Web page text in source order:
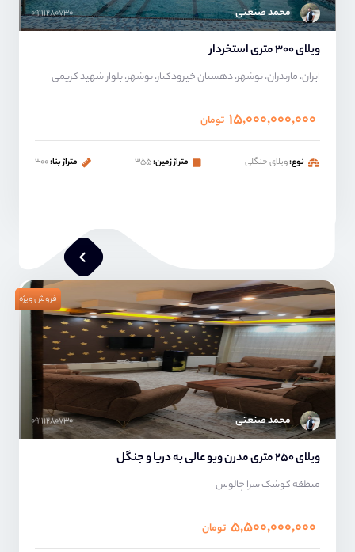
محمد صنعتی ۰۹۱۱۱۲۸۰۷۳۰
ویلای ۳۰۰ متری استخردار
ایران، مازندران، نوشهر، دهستان خیرودکنار، نوشهر، بلوار شهید کریمی
۱۵,۰۰۰,۰۰۰,۰۰۰ تومان
نوع:ویلای حنگلی متراژ زمین:۳۵۵ متراژ بنا:۳۰۰
فروش ویژه
محمد صنعتی ۰۹۱۱۱۲۸۰۷۳۰
ویلای ۲50 متری مدرن ویو عالی به دریا و جنگل
منطقه کوشک سرا چالوس
۵,۵۰۰,۰۰۰,۰۰۰ تومان